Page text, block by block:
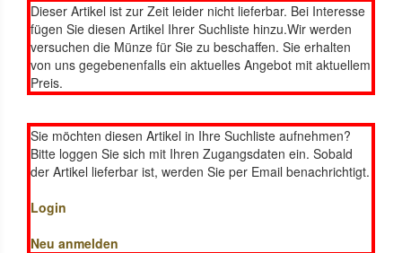
Dieser Artikel ist zur Zeit leider nicht lieferbar. Bei Interesse
fügen Sie diesen Artikel Ihrer Suchliste hinzu.Wir werden
versuchen die Münze für Sie zu beschaffen. Sie erhalten
von uns gegebenenfalls ein aktuelles Angebot mit aktuellem
Preis.
Sie möchten diesen Artikel in Ihre Suchliste aufnehmen?
Bitte loggen Sie sich mit Ihren Zugangsdaten ein. Sobald
der Artikel lieferbar ist, werden Sie per Email benachrichtigt.
Login
Neu anmelden